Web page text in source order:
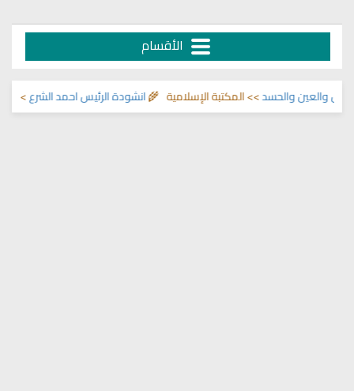
الأقسام
انشودة الرئيس احمد الشرع>> اناشيد والحسد>> المكتبة الإسلامية 🌾